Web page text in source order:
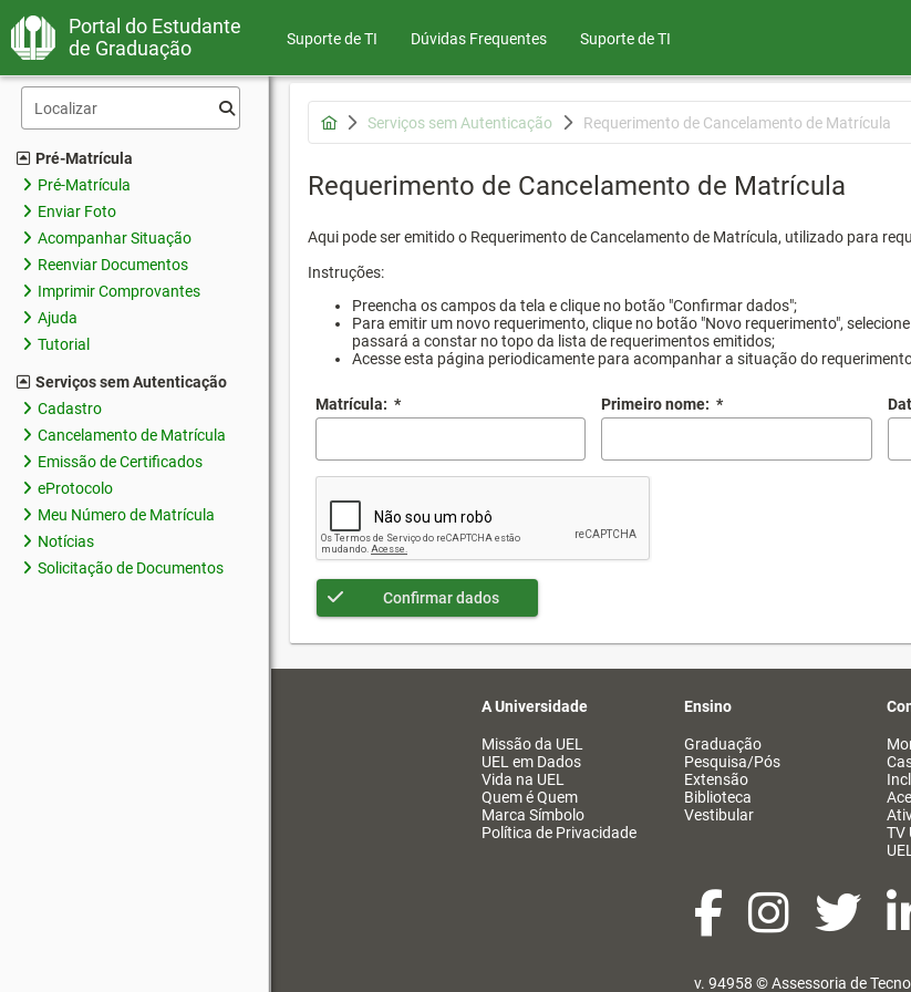
Portal do Estudante
de Graduação
Suporte de TI Dúvidas Frequentes Suporte de TI
Pré-Matrícula
Pré-Matrícula
Enviar Foto
Acompanhar Situação
Reenviar Documentos
Imprimir Comprovantes
Ajuda
Tutorial
Serviços sem Autenticação
Cadastro
Cancelamento de Matrícula
Emissão de Certificados
eProtocolo
Meu Número de Matrícula
Notícias
Solicitação de Documentos
Serviços sem Autenticação Requerimento de Cancelamento de Matrícula
Requerimento de Cancelamento de Matrícula
Aqui pode ser emitido o Requerimento de Cancelamento de Matrícula, utilizado para
Instruções:
Preencha os campos da tela e clique no botão "Confirmar dados";
Para emitir um novo requerimento, clique no botão "Novo requerimento",
passará a constar no topo da lista de requerimentos emitidos;
Acesse esta página periodicamente para acompanhar a situação do
Matrícula: * Primeiro nome: *
Confirmar dados
A Universidade
Missão da UEL
UEL em Dados
Vida na UEL
Quem é Quem
Marca Símbolo
Política de Privacidade
Ensino
Graduação
Pesquisa/Pós
Extensão
Biblioteca
Vestibular
TV
v. 94958 ©Assessoria de